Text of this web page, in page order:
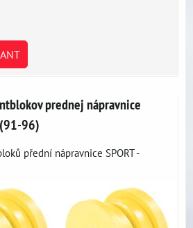
prednej nápravnice
96)
přední nápravnice SPORT -